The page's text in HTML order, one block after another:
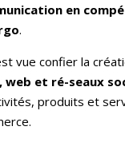
en
.
vue confier la
web et ré-seaux
produits et